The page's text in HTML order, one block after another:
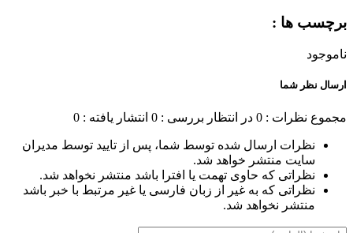
برچسب ها :
ناموجود
ارسال نظر شما
مجموع نظرات : 0 در انتظار بررسی : 0 انتشار یافته : 0
نظرات ارسال شده توسط شما، پس از تایید توسط مدیران
سایت منتشر خواهد شد.
نظراتی که حاوی تهمت یا افترا باشد منتشر نخواهد شد.
نظراتی که به غیر از زبان فارسی یا غیر مرتبط با خبر باشد
منتشر نخواهد شد.